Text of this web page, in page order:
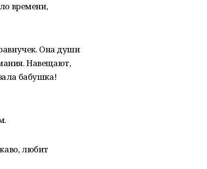
времени,
Она души
Навещают,
бабушка!
любит